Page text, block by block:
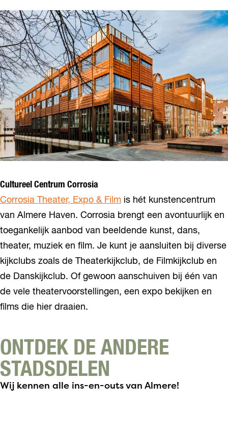
Cultureel Centrum Corrosia
Corrosia Theater, Expo & Film is hét kunstencentrum
van Almere Haven. Corrosia brengt een avontuurlijk en
toegankelijk aanbod van beeldende kunst, dans,
theater, muziek en film. Je kunt je aansluiten bij diverse
kijkclubs zoals de Theaterkijkclub, de Filmkijkclub en
de Danskijkclub. Of gewoon aanschuiven bij één van
de vele theatervoorstellingen, een expo bekijken en
films die hier draaien.
ONTDEK DE ANDERE
STADSDELEN
Wij kennen alle ins-en-outs van Almere!